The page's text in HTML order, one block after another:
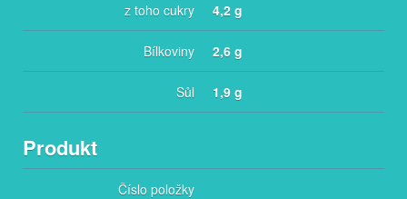
z toho cukry 4,2 g
Bílkoviny 2,6 g
Sůl 1,9 g
Produkt
Číslo položky